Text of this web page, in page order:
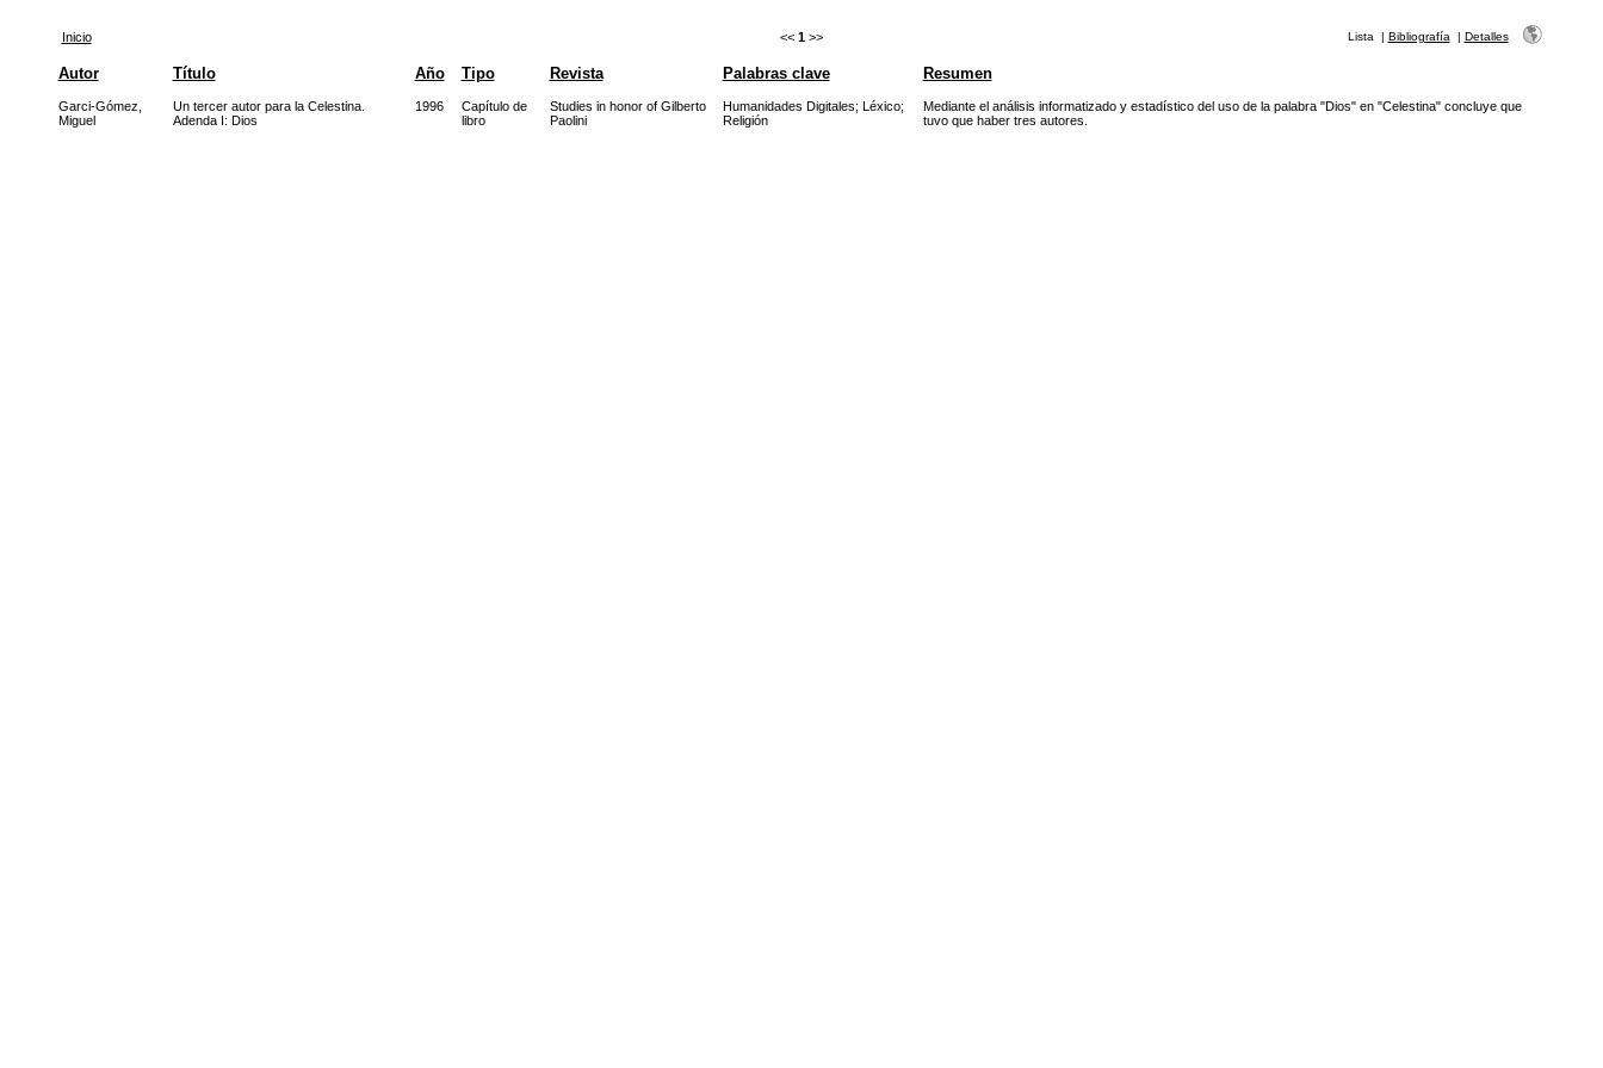
Inicio << 1 >> Lista | Bibliografía | Detalles
Autor Título Año Tipo Revista Palabras clave Resumen
Garci-Gómez,
Miguel
Un tercer autor para la Celestina.
Adenda I: Dios
1996
Capítulo de
libro
Studies in honor of Gilberto
Paolini
Humanidades Digitales; Léxico;
Religión
Mediante el análisis informatizado y estadístico del uso de la palabra "Dios" en "Celestina" concluye que
tuvo que haber tres autores.